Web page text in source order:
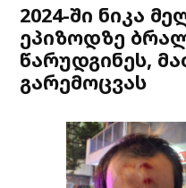
2024-ში ნიკა
ეპიზოდზე
წარუდგინეს,
გარემოცვას